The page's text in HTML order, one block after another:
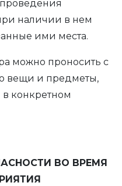
наличии в нем
ими места.
можно проносить с
вещи и предметы,
конкретном
ВО ВРЕМЯ